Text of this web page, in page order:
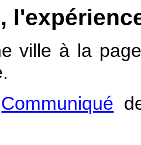
ville à la
Communiqué